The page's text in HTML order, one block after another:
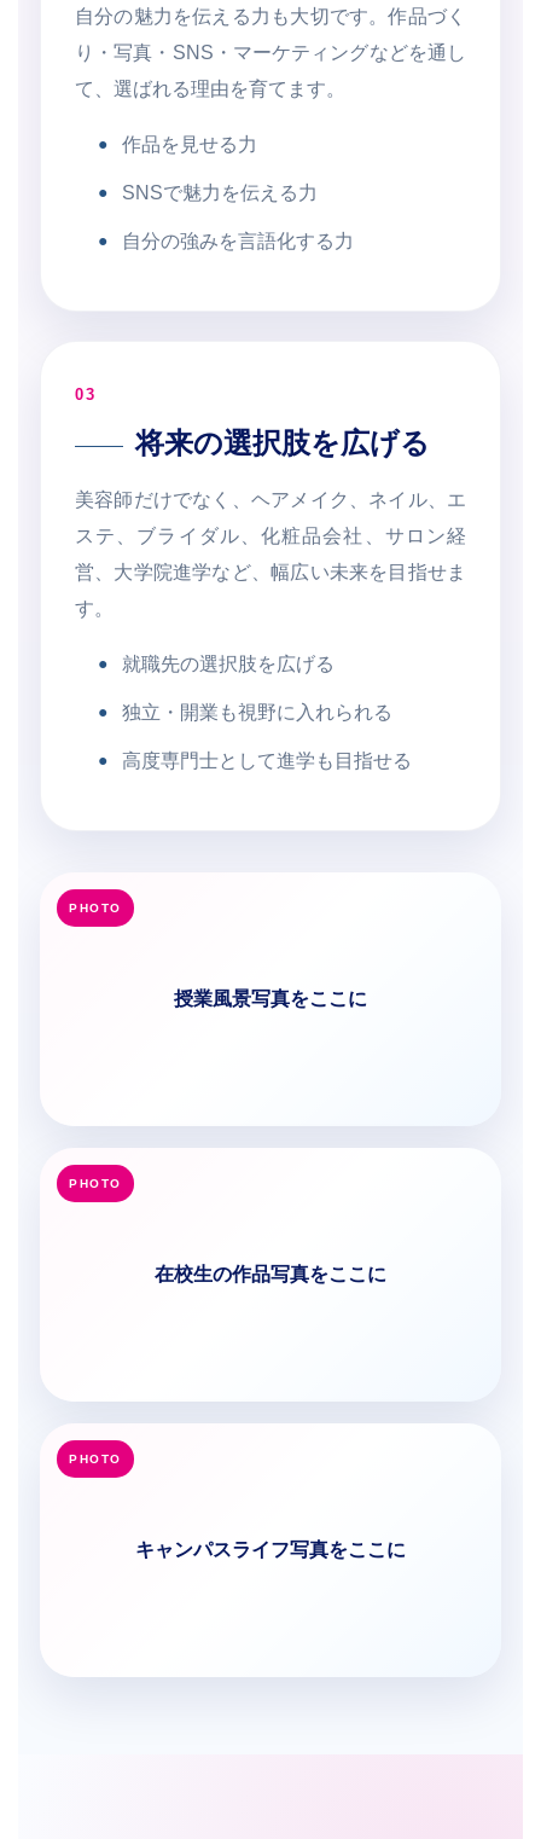
自分の魅力を伝える力も大切です。作品づく
り・写真・SNS・マーケティングなどを通し
て、選ばれる理由を育てます。
作品を見せる力
SNSで魅力を伝える力
自分の強みを言語化する力
03
将来の選択肢を広げる
美容師だけでなく、ヘアメイク、ネイル、エ
ステ、ブライダル、化粧品会社、サロン経
営、大学院進学など、幅広い未来を目指せま
す。
就職先の選択肢を広げる
独立・開業も視野に入れられる
高度専門士として進学も目指せる
授業風景写真をここに
在校生の作品写真をここに
キャンパスライフ写真をここに